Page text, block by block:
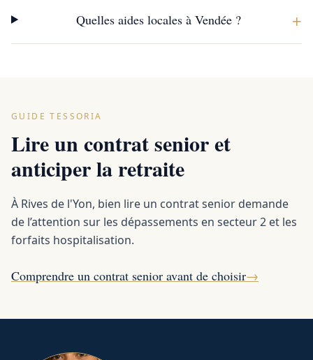
Quelles aides locales à Vendée ? +
GUIDE TESSORIA
Lire un contrat senior et
anticiper la retraite
À Rives de l'Yon, bien lire un contrat senior demande
de l’attention sur les dépassements en secteur 2 et les
forfaits hospitalisation.
Comprendre un contrat senior avant de choisir→